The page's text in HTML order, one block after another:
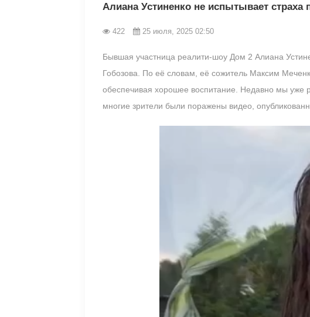
Алиана Устиненко не испытывает
422 25 июля, 2025 02:50
Бывшая участница реалити-шоу Дом 2 Алиана
Гобозова. По её словам, её сожитель Максим
обеспечивая хорошее воспитание. Недавно мы уже
многие зрители были поражены видео,